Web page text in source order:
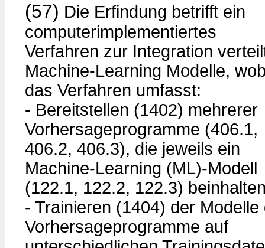
(57) Die Erfindung betrifft ein
computerimplementiertes
Verfahren zur Integration
Machine-Learning Modelle,
das Verfahren umfasst:
- Bereitstellen (1402) mehrerer
Vorhersageprogramme (406.1,
406.2, 406.3), die jeweils ein
Machine-Learning (ML)-Modell
(122.1, 122.2, 122.3)
- Trainieren (1404) der Modelle
Vorhersageprogramme auf